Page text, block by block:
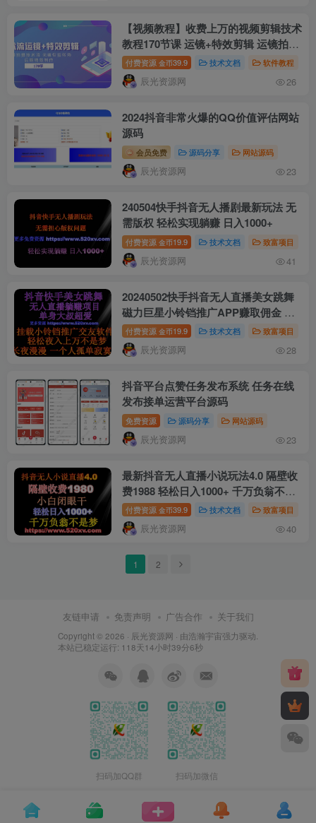
【视频教程】收费上万的视频剪辑技术
教程170节课 运镜+特效剪辑 运镜拍摄
技术流 无缝衔接转场 后期特效制作
付费资源 金币39.9 技术文档 软件教程
辰光资源网 26
2024抖音非常火爆的QQ价值评估网站
源码
会员免费 源码分享 网站源码
辰光资源网 23
240504快手抖音无人播剧最新玩法 无
需版权 轻松实现躺赚 日入1000+
付费资源 金币19.9 技术文档 致富项目
辰光资源网 41
20240502快手抖音无人直播美女跳舞
磁力巨星小铃铛推广APP赚取佣金 轻
松月入2W+
付费资源 金币19.9 技术文档 致富项目
辰光资源网 28
抖音平台点赞任务发布系统 任务在线
发布接单运营平台源码
免费资源 源码分享 网站源码
辰光资源网 23
最新抖音无人直播小说玩法4.0 隔壁收
费1988 轻松日入1000+ 千万负翁不是
梦
付费资源 金币39.9 技术文档 致富项目
辰光资源网 40
1 2
友链申请 免责声明 广告合作 关于我们
Copyright © 2026 · 辰光资源网 · 由浩瀚宇宙强力驱动.
本站已稳定运行: 118天14小时39分6秒
扫码加QQ群 扫码加微信